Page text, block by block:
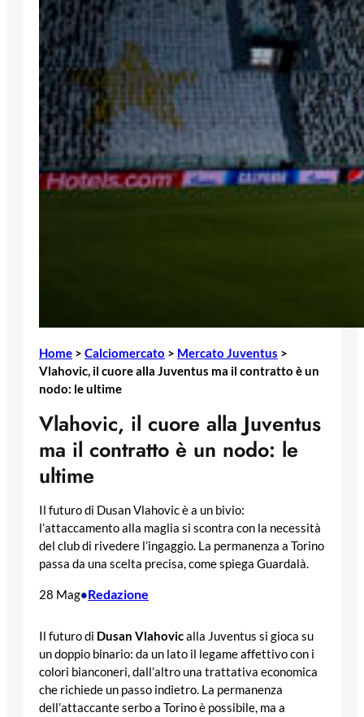
Home > Calciomercato > Mercato Juventus >
Vlahovic, il cuore alla Juventus ma il contratto è un
nodo: le ultime
Vlahovic, il cuore alla Juventus
ma il contratto è un nodo: le
ultime
Il futuro di Dusan Vlahovic è a un bivio:
l’attaccamento alla maglia si scontra con la necessità
del club di rivedere l’ingaggio. La permanenza a Torino
passa da una scelta precisa, come spiega Guardalà.
28 Mag•Redazione
Il futuro di Dusan Vlahovicalla Juventus si gioca su
un doppio binario: da un lato il legame affettivo con i
colori bianconeri, dall’altro una trattativa economica
che richiede un passo indietro. La permanenza
dell’attaccante serbo a Torino è possibile, ma a